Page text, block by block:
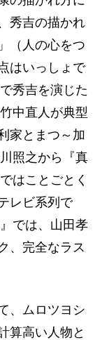
秀吉の描かれ
（人の心をつ
はいっしょで
秀吉を演じた
中直人が典型
家とまつ～加
照之から『真
はことごとく
レビ系列で
では、山田孝
、完全なラス
、ムロツヨシ
算高い人物と